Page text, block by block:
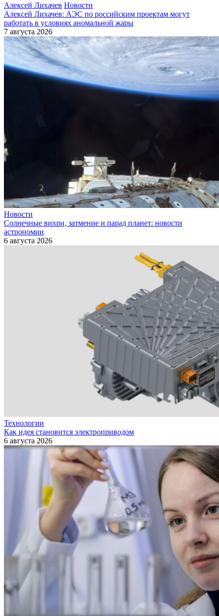
Алексей Лихачев Новости
Алексей Лихачев: АЭС по российским проектам могут
работать в условиях аномальной жары
7 августа 2026
Новости
Солнечные вихри, затмение и парад планет: новости
астрономии
6 августа 2026
Технологии
Как идея становится электроприводом
6 августа 2026